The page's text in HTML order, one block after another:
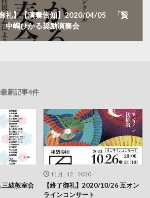
礼】【演奏告知】2020/04/05 「賢
嶋ひかる奨励演奏会
新記事4件
三絃教室合
11月 12, 2020
【終了御礼】2020/10/26 互オン
ラインコンサート